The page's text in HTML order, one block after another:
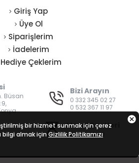
Giriş Yap
Üye Ol
Siparişlerim
İadelerim
Hediye Çeklerim
Büsan
Bizi Arayın
0 332 345 02 27
0 532 367 11 97
Mesai Saatleri
08:00 - 19:00
bir hizmet sunmak için çerez
bilgi almak için Gizlilik Politikamızı